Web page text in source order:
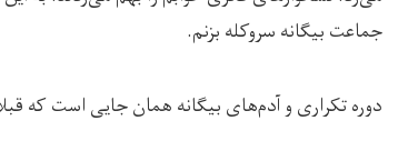
جماعت بیگانه سروکله بزنم.
دوره تکراری و آدم‌های بیگانه همان جایی است که